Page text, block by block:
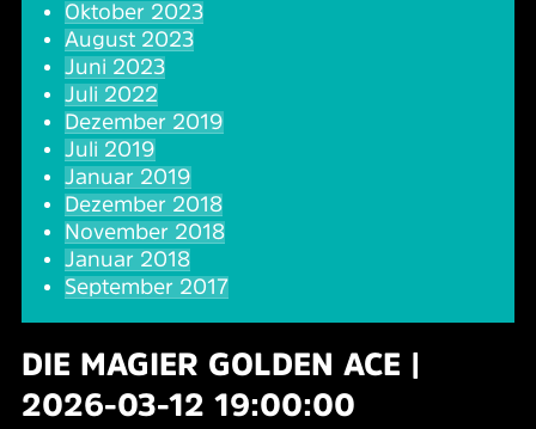
Kafé Klinker
Kontakt
Ansprechpartner
Buchungsanfrage
Oktober 2023
August 2023
Juni 2023
Juli 2022
Dezember 2019
Juli 2019
Januar 2019
Dezember 2018
November 2018
Januar 2018
September 2017
DIE MAGIER GOLDEN ACE |
2026-03-12 19:00:00